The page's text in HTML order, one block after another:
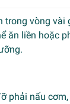
trong vòng vài
ăn liền hoặc
phải nấu